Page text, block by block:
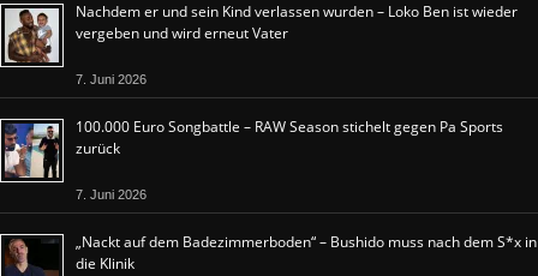
Nachdem er und sein Kind verlassen wurden – Loko Ben ist wieder
vergeben und wird erneut Vater
7. Juni 2026
100.000 Euro Songbattle – RAW Season stichelt gegen Pa Sports
zurück
7. Juni 2026
„Nackt auf dem Badezimmerboden“ – Bushido muss nach dem S*x in
die Klinik